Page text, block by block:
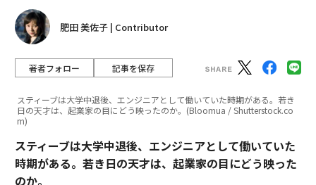
肥田 美佐子 | Contributor
著者フォロー 記事を保存
スティーブは大学中退後、エンジニアとして働いていた時期がある。若き
日の天才は、起業家の目にどう映ったのか。(Bloomua / Shutterstock.co
m)
スティーブは大学中退後、エンジニアとして働いていた
時期がある。若き日の天才は、起業家の目にどう映った
のか。